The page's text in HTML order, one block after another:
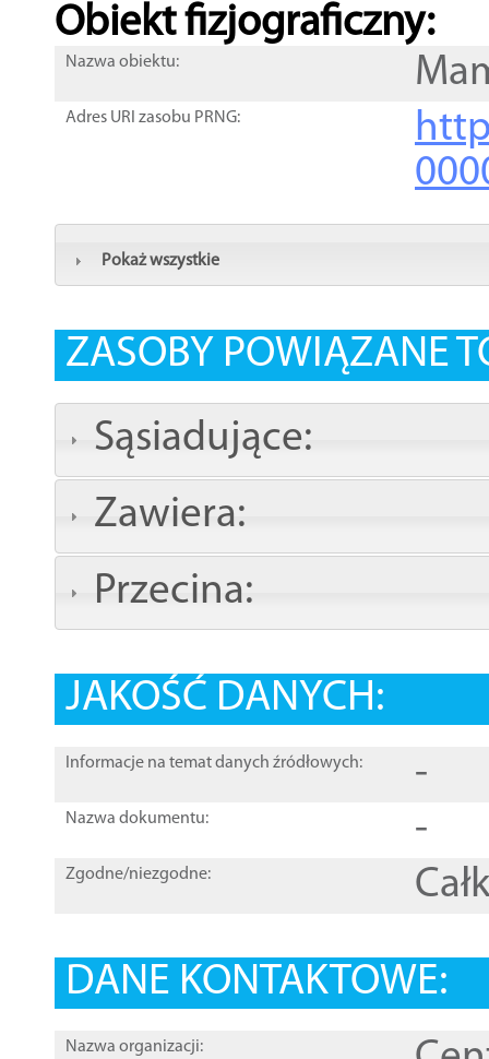
Obiekt fizjograficzny:
Nazwa obiektu:
Adres URI zasobu PRNG:
Pokaż wszystkie
ZASOBY POWIĄZANE
Sąsiadujące:
Zawiera:
Przecina:
JAKOŚĆ DANYCH:
Informacje na temat danych źródłowych: -
Nazwa dokumentu: -
Zgodne/niezgodne:
DANE KONTAKTOWE:
Nazwa organizacji: